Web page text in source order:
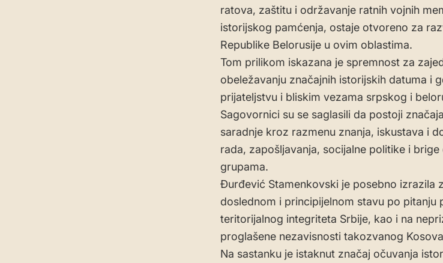
ratova, zaštitu i održavanje ratnih vojnih
istorijskog pamćenja, ostaje otvoreno za
Republike Belorusije u ovim oblastima.
Tom prilikom iskazana je spremnost za
obeležavanju značajnih istorijskih datuma i
prijateljstvu i bliskim vezama srpskog i
Sagovornici su se saglasili da postoji
saradnje kroz razmenu znanja, iskustava i
rada, zapošljavanja, socijalne politike i
grupama.
Đurđević Stamenkovski je posebno izrazila
doslednom i principijelnom stavu po pitanju
teritorijalnog integriteta Srbije, kao i na
proglašene nezavisnosti takozvanog
Na sastanku je istaknut značaj očuvanja